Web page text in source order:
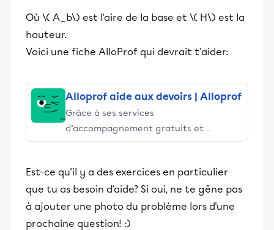
Où \( A_b\) est l'aire de la base et \( H\) est la
hauteur.
Voici une fiche AlloProf qui devrait t'aider:
Alloprof aide aux devoirs | Alloprof
Grâce à ses services
d’accompagnement gratuits et
stimulants, Alloprof engage les élèves
éducative.
Est-ce qu'il y a des exercices en particulier
que tu as besoin d'aide? Si oui, ne te gêne pas
à ajouter une photo du problème lors d'une
prochaine question! :)